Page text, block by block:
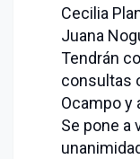
Cecilia
Juana
Tendrán
consultas
Ocampo y
Se pone a